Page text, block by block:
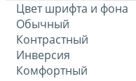
Цвет шрифта и фона
Обычный
Контрастный
Инверсия
Комфортный